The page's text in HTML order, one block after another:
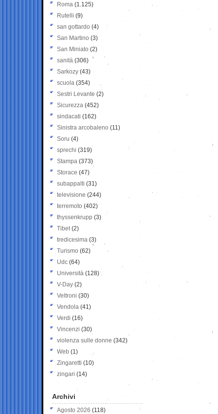
Roma (1.125)
Rutelli (9)
san gottardo (4)
San Martino (3)
San Miniato (2)
sanità (306)
Sarkozy (43)
scuola (354)
Sestri Levante (2)
Sicurezza (452)
sindacati (162)
Sinistra arcobaleno (11)
Soru (4)
sprechi (319)
Stampa (373)
Storace (47)
subappalti (31)
televisione(244)
terremoto (402)
thyssenkrupp (3)
Tibet(2)
tredicesima (3)
Turismo (62)
Udc (64)
Università (128)
V-Day (2)
Veltroni (30)
Vendola (41)
Verdi (16)
Vincenzi (30)
violenza sulle donne (342)
Web (1)
Zingaretti (10)
zingari (14)
Archivi
Agosto 2026 (118)